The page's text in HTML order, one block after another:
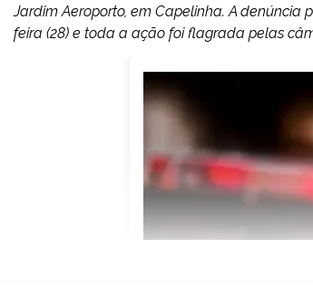
Jardim Aeroporto, em Capelinha. A
feira (28) e toda a ação foi flagrada pelas